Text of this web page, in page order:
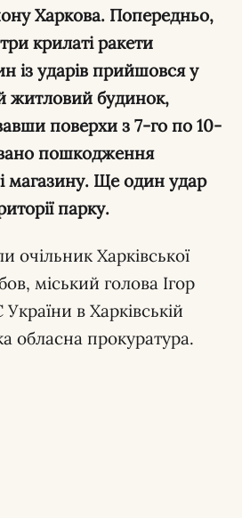
Харкова. Попередньо,
крилаті ракети
із ударів прийшовся у
житловий будинок,
поверхи з 7-го по 10-
пошкодження
магазину. Ще один удар
парку.
очільник Харківської
міський голова Ігор
в Харківській
обласна прокуратура.